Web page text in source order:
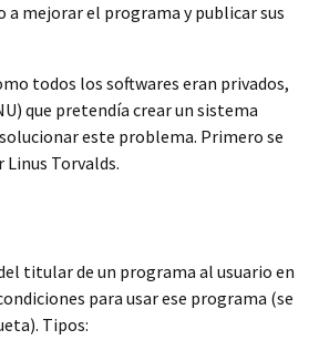
a mejorar el programa y publicar sus
todos los softwares eran privados,
que pretendía crear un sistema
este problema. Primero se
Torvalds.
titular de un programa al usuario en
para usar ese programa (se
Tipos: